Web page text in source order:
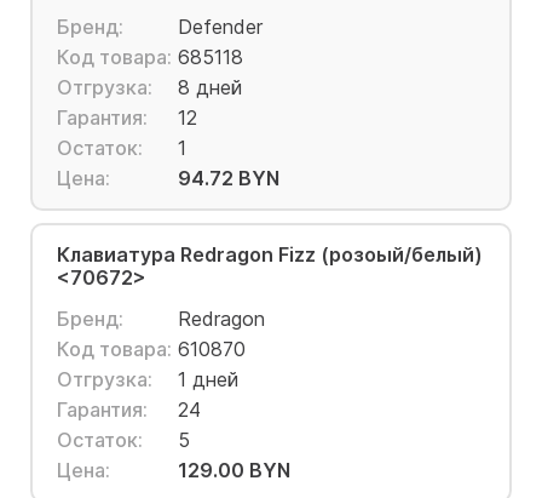
Бренд:
Defender
Код товара: 685118
Отгрузка:
8 дней
Гарантия:
12
Остаток:
1
Цена:
94.72 BYN
Клавиатура Redragon Fizz (розоый/белый)
<70672>
Бренд:
Redragon
Код товара: 610870
Отгрузка:
1 дней
Гарантия:
24
Остаток:
5
Цена:
129.00 BYN